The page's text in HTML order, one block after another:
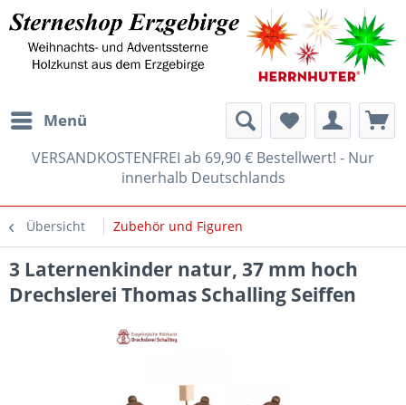
Menü
VERSANDKOSTENFREI ab 69,90 € Bestellwert! - Nur
innerhalb Deutschlands
Übersicht Zubehör und Figuren
3 Laternenkinder natur, 37 mm hoch
Drechslerei Thomas Schalling Seiffen